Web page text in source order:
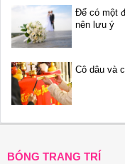
Để có một
nên lưu ý
Cô dâu và
BÓNG TRANG TRÍ